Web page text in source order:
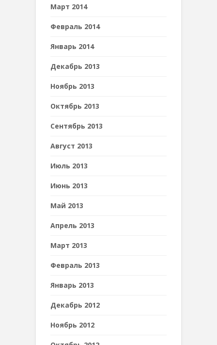
Март 2014
Февраль 2014
Январь 2014
Декабрь 2013
Ноябрь 2013
Октябрь 2013
Сентябрь 2013
Август 2013
Июль 2013
Июнь 2013
Май 2013
Апрель 2013
Март 2013
Февраль 2013
Январь 2013
Декабрь 2012
Ноябрь 2012